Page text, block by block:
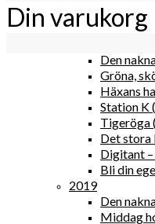
Den lilla
Happy me
Det lilla
Den
Gröna,
Häxans
Station K
Tigeröga
Det stora
Digitant
Bli din
2019
Den
Middag
Din varukorg